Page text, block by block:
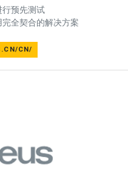
预先测试
全契合的解决方案
CN/